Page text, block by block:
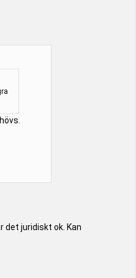
det juridiskt ok. Kan